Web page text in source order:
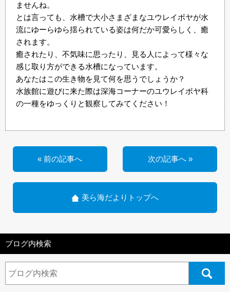
ませんね。
とは言っても、水槽で大小さまざまなユウレイボヤが水
流にゆーらゆら揺られている姿は何だか可愛らしく、癒
されます。
癒されたり、不気味に思ったり、見る人によって様々な
感じ取り方ができる水槽になっています。
あなたはこの生き物を見て何を思うでしょうか？
水族館に遊びに来た際は深海コーナーのユウレイボヤ科
の一種をゆっくりと観察してみてください！
« 前の記事へ 次の記事へ »
美ら海だよりトップへ
ブログ内検索